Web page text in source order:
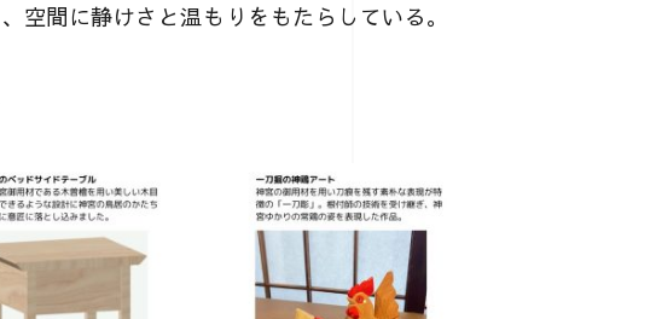
空間に静けさと温もりをもたらしている。